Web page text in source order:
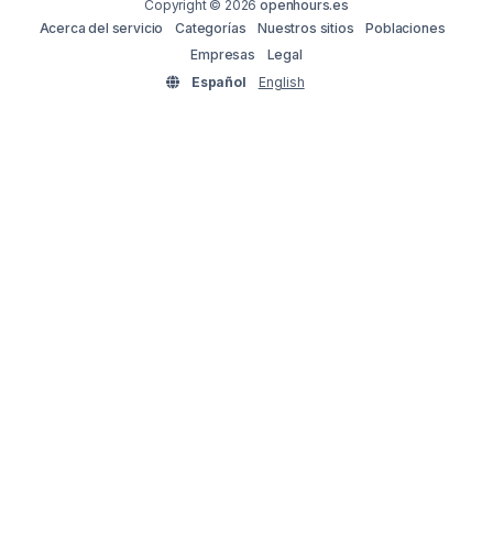
Copyright © 2026openhours.es
Acerca del servicio
Categorías Nuestros sitios
Poblaciones
Empresas
Legal
Español
English